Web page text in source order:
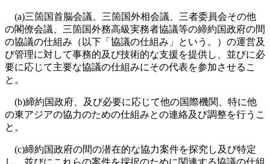
(a)三箇国首脳会議、三箇国外相会議、三者委員会その他
の閣僚会議、三箇国外務高級実務者協議等の締約国政府の間
の協議の仕組み（以下「協議の仕組み」という。）の運営及
び管理に対して事務的及び技術的な支援を提供し、並びに必
要に応じて主要な協議の仕組みにその代表を参加させるこ
と。
(b)締約国政府、及び必要に応じて他の国際機関、特に他
の東アジアの協力のための仕組みとの連絡及び調整を行うこ
と。
(c)締約国政府の間の潜在的な協力案件を探究し及び特定
し、並びにこれらの案件を採択のために関連する協議の仕組